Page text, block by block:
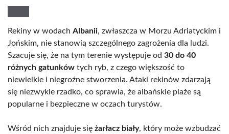
Rekiny w wodach Albanii, zwłaszcza w Morzu Adriatyckim i
Jońskim, nie stanowią szczególnego zagrożenia dla ludzi.
Szacuje się, że na tym terenie występuje od 30 do 40
różnych gatunków tych ryb, z czego większość to
niewielkie i niegroźne stworzenia. Ataki rekinów zdarzają
się niezwykle rzadko, co sprawia, że albańskie plaże są
popularne i bezpieczne w oczach turystów.
Wśród nich znajduje się żarłacz biały, który może wzbudzać